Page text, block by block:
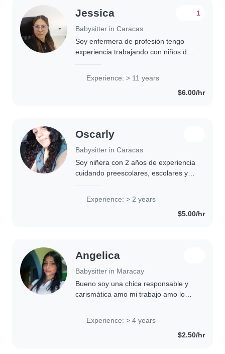
Jessica
Babysitter in Caracas
1
Soy enfermera de profesión tengo
experiencia trabajando con niños de
responsable y honesta con vocación
Experience: > 11 years
$6.00/hr
Oscarly
Babysitter in Caracas
Soy niñera con 2 años de experiencia
cuidando preescolares, escolares y
con TDAH. Me encanta leer, dibujar,
Experience: > 2 years
$5.00/hr
Angelica
Babysitter in Maracay
Bueno soy una chica responsable y
carismática amo mi trabajo amo lo
bebés, niños pequeños y
Experience: > 4 years
$2.50/hr